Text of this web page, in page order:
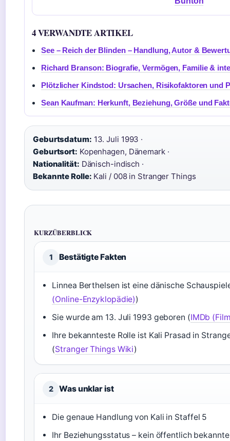
4 VERWANDTE ARTIKEL
See – Reich der Blinden – Handlung, Autor &
Richard Branson: Biografie, Vermögen, Familie &
Plötzlicher Kindstod: Ursachen, Risikofaktoren und
Sean Kaufman: Herkunft, Beziehung, Größe und
Geburtsdatum: 13. Juli 1993 ·
Geburtsort: Kopenhagen, Dänemark ·
Nationalität: Dänisch-indisch ·
Bekannte Rolle: Kali / 008 in Stranger Things
KURZÜBERBLICK
1 Bestätigte Fakten
Linnea Berthelsen ist eine dänische
(Online-Enzyklopädie))
Sie wurde am 13. Juli 1993 geboren (IMDb
Ihre bekannteste Rolle ist Kali Prasad in
(Stranger Things Wiki)
2 Was unklar ist
Die genaue Handlung von Kali in Staffel 5
Ihr Beziehungsstatus – kein öffentlich